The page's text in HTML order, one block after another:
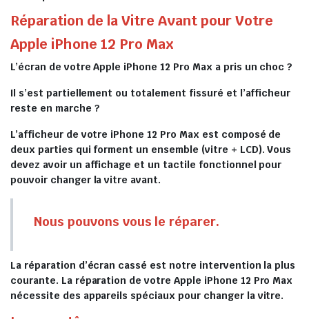
Réparation de la Vitre Avant pour Votre
Apple iPhone 12 Pro Max
L’écran de votre Apple iPhone 12 Pro Max a pris un choc ?
Il s’est partiellement ou totalement fissuré et l’afficheur
reste en marche ?
L’afficheur de votre iPhone 12 Pro Max est composé de
deux parties qui forment un ensemble (vitre + LCD). Vous
devez avoir un affichage et un tactile fonctionnel pour
pouvoir changer la vitre avant.
Nous pouvons vous le réparer.
La réparation d’écran cassé est notre intervention la plus
courante. La réparation de votre Apple iPhone 12 Pro Max
nécessite des appareils spéciaux pour changer la vitre.